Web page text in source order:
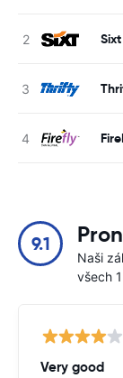
Sixt
9.1
Naši
všech
Very good